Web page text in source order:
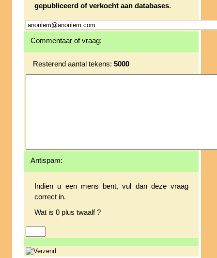
gepubliceerd of verkocht aan databases.
Commentaar of vraag:
Resterend aantal tekens: 5000
Antispam:
Indien u een mens bent, vul dan deze vraag
correct in.
Wat is 0 plus twaalf ?